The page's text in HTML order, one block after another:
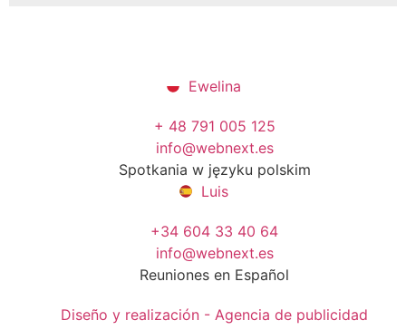
Ewelina
+ 48 791 005 125
info@webnext.es
Spotkania w języku polskim
Luis
+34 604 33 40 64
info@webnext.es
Reuniones en Español
Diseño y realización - Agencia de publicidad